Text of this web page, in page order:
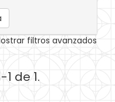
filtros avanzados
de 1.